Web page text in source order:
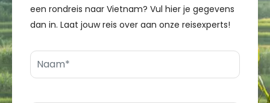
een rondreis naar Vietnam? Vul hier je gegevens
dan in. Laat jouw reis over aan onze reisexperts!